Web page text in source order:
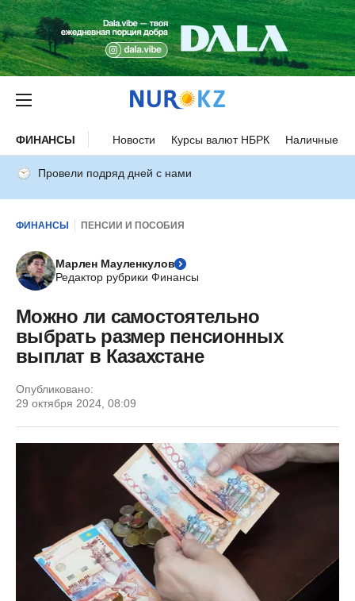
ФИНАНСЫ Новости Курсы валют НБРК Наличные
Провели подряд дней с нами
ФИНАНСЫ ПЕНСИИ И ПОСОБИЯ
Марлен Мауленкулов
Редактор рубрики Финансы
Можно ли самостоятельно
выбрать размер пенсионных
выплат в Казахстане
Опубликовано:
29 октября 2024, 08:09